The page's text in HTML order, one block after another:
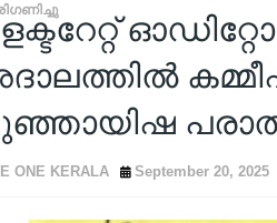
ONE KERALA September 20, 2025